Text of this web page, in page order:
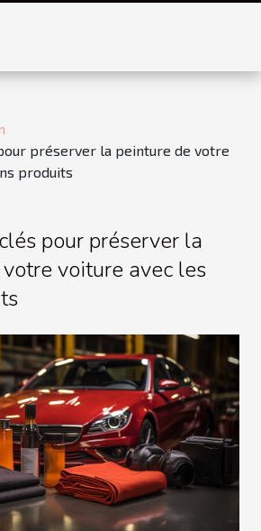
préserver la peinture de votre
produits
pour préserver la
voiture avec les